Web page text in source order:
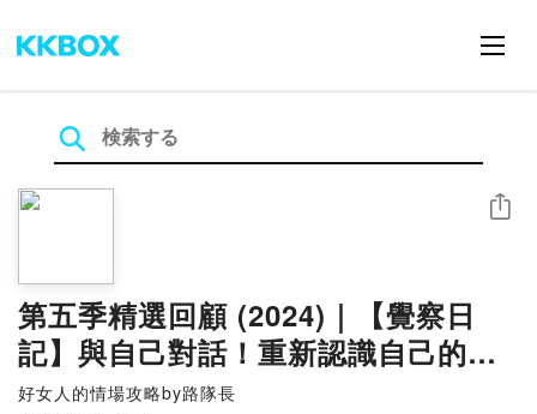
第五季精選回顧 (2024)｜【覺察日
記】與自己對話！重新認識自己的情
緒～feat.方舟協會秘書長Ocean
好女人的情場攻略by路隊長
シェア